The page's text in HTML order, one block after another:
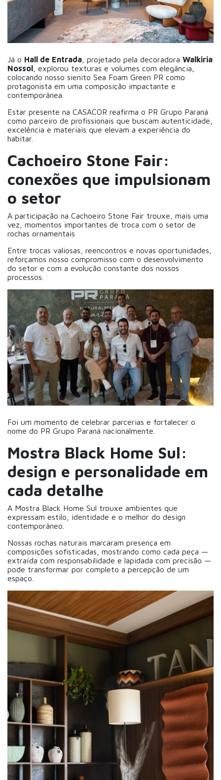
Já o Hall de Entrada , projetado pela decoradora Walkiria
Nossol , explorou texturas e volumes com elegância,
colocando nosso sienito Sea Foam Green PR como
protagonista em uma composição impactante e
contemporânea.
Estar presente na CASACOR reafirma o PR Grupo Paraná
como parceiro de profissionais que buscam autenticidade,
excelência e materiais que elevam a experiência do
habitar.
Cachoeiro Stone Fair:
conexões que impulsionam
o setor
A participação na Cachoeiro Stone Fair trouxe, mais uma
vez, momentos importantes de troca com o setor de
rochas ornamentais
Entre trocas valiosas, reencontros e novas oportunidades,
reforçamos nosso compromisso com o desenvolvimento
do setor e com a evolução constante dos nossos
processos.
Foi um momento de celebrar parcerias e fortalecer o
nome do PR Grupo Paraná nacionalmente.
Mostra Black Home Sul:
design e personalidade em
cada detalhe
A Mostra Black Home Sul trouxe ambientes que
expressam estilo, identidade e o melhor do design
contemporâneo.
Nossas rochas naturais marcaram presença em
composições sofisticadas, mostrando como cada peça —
extraída com responsabilidade e lapidada com precisão —
pode transformar por completo a percepção de um
espaço.